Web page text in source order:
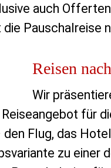
auch
Pauschalreise
Reisen
Wir
für
Flug, das
zu einer